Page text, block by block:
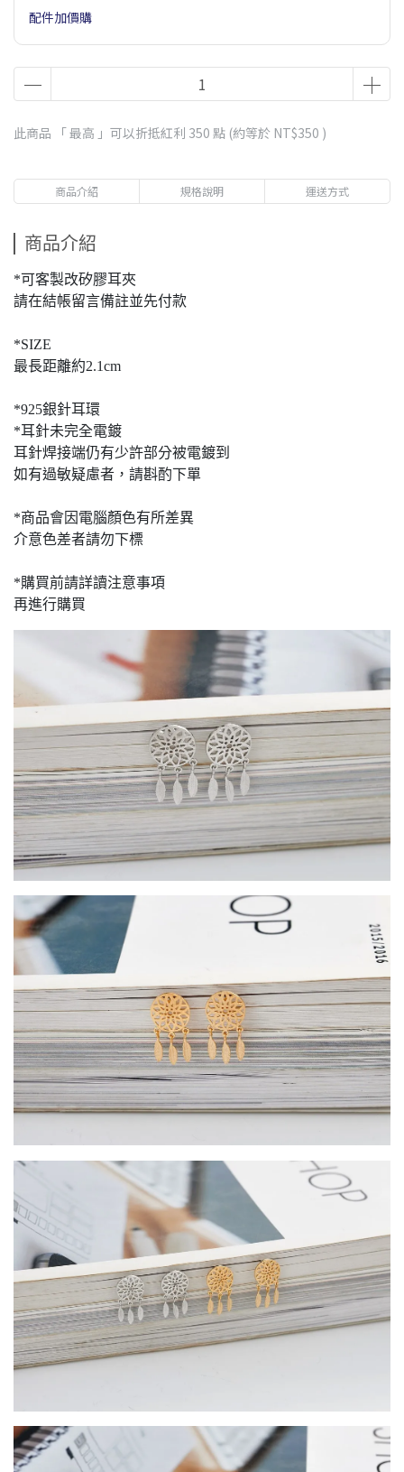
配件加價購
此商品 「 最高 」可以折抵紅利 350 點 (約等於 NT$350 )
商品介紹 規格說明 運送方式
商品介紹
*可客製改矽膠耳夾
請在結帳留言備註並先付款
*SIZE
最長距離約2.1cm
*925銀針耳環
*耳針未完全電鍍
耳針焊接端仍有少許部分被電鍍到
如有過敏疑慮者，請斟酌下單
*商品會因電腦顏色有所差異
介意色差者請勿下標
*購買前請詳讀注意事項
再進行購買